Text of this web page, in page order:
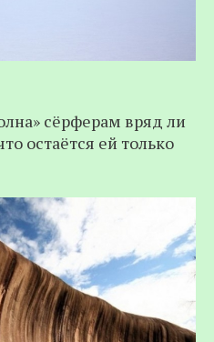
сёрферам вряд ли
остаётся ей только